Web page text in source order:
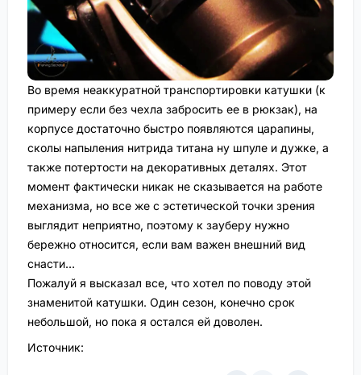
Во время неаккуратной транспортировки катушки (к
примеру если без чехла забросить ее в рюкзак), на
корпусе достаточно быстро появляются царапины,
сколы напыления нитрида титана ну шпуле и дужке, а
также потертости на декоративных деталях. Этот
момент фактически никак не сказывается на работе
механизма, но все же с эстетической точки зрения
выглядит неприятно, поэтому к зауберу нужно
бережно относится, если вам важен внешний вид
снасти…
Пожалуй я высказал все, что хотел по поводу этой
знаменитой катушки. Один сезон, конечно срок
небольшой, но пока я остался ей доволен.
Источник: